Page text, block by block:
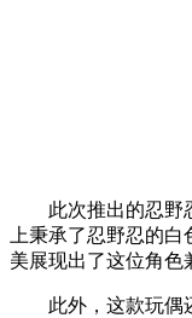
此次推出的忍野忍
上秉承了忍野忍的
美展现出了这位角色
此外，这款玩偶还